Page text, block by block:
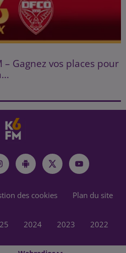
– Gagnez vos places pour
des cookies Plan du site
2024 2023 2022